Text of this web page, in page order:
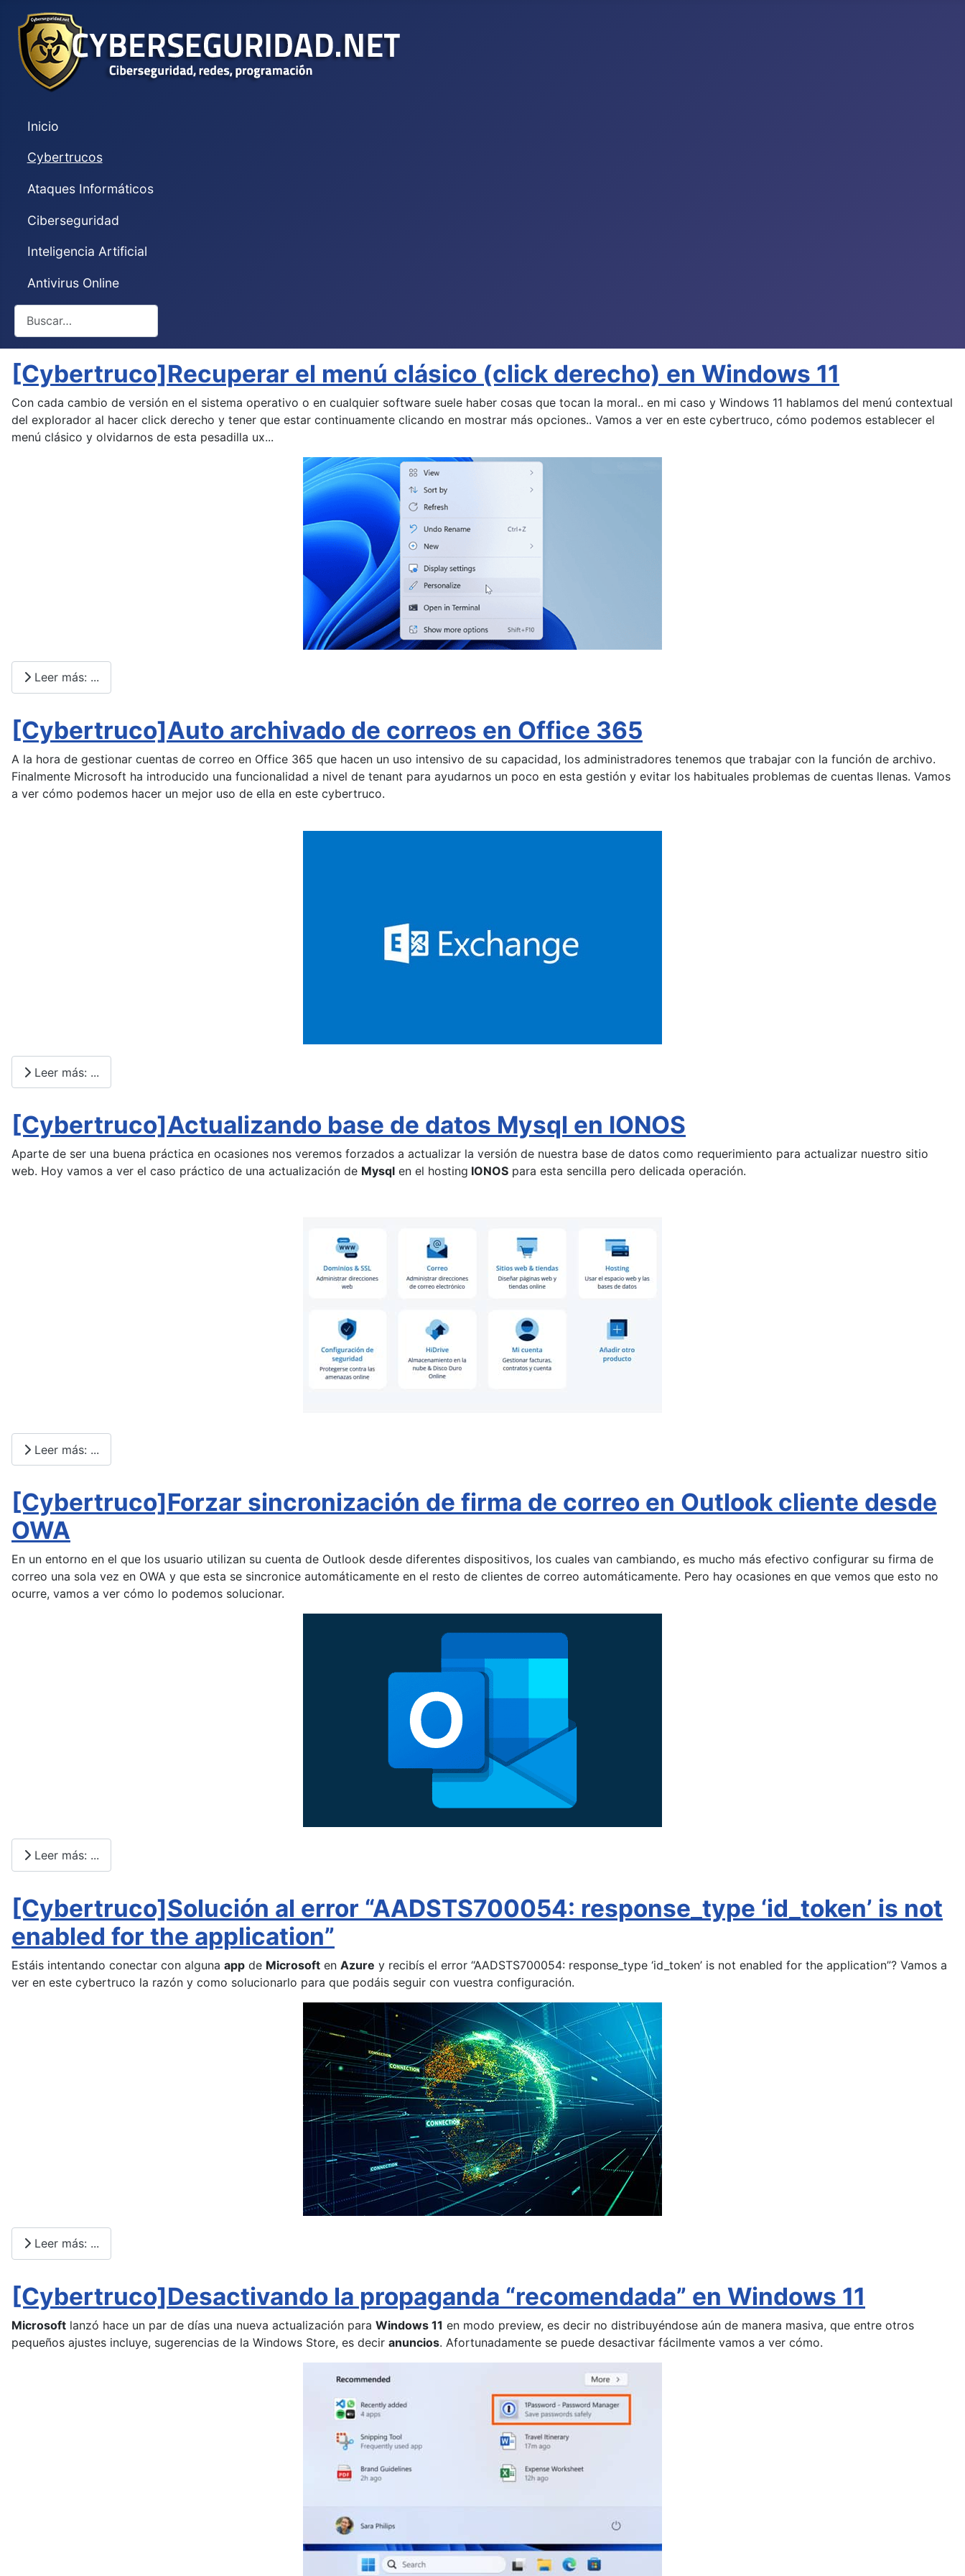
Inicio
Cybertrucos
Ataques Informáticos
Ciberseguridad
Inteligencia Artificial
Antivirus Online
Buscar
[Cybertruco]Recuperar el menú clásico (click derecho) en Windows 11
Con cada cambio de versión en el sistema operativo o en cualquier software suele haber cosas que tocan la moral.. en mi caso y Windows 11 hablamos del menú contextual
del explorador al hacer click derecho y tener que estar continuamente clicando en mostrar más opciones.. Vamos a ver en este cybertruco, cómo podemos establecer el
menú clásico y olvidarnos de esta pesadilla ux...
Leer más: ...
[Cybertruco]Auto archivado de correos en Office 365
A la hora de gestionar cuentas de correo en Office 365 que hacen un uso intensivo de su capacidad, los administradores tenemos que trabajar con la función de archivo.
Finalmente Microsoft ha introducido una funcionalidad a nivel de tenant para ayudarnos un poco en esta gestión y evitar los habituales problemas de cuentas llenas. Vamos
a ver cómo podemos hacer un mejor uso de ella en este cybertruco.
Leer más: ...
[Cybertruco]Actualizando base de datos Mysql en IONOS
Aparte de ser una buena práctica en ocasiones nos veremos forzados a actualizar la versión de nuestra base de datos como requerimiento para actualizar nuestro sitio
web. Hoy vamos a ver el caso práctico de una actualización de Mysql en el hosting IONOS para esta sencilla pero delicada operación.
Leer más: ...
[Cybertruco]Forzar sincronización de firma de correo en Outlook cliente desde
OWA
En un entorno en el que los usuario utilizan su cuenta de Outlook desde diferentes dispositivos, los cuales van cambiando, es mucho más efectivo configurar su firma de
correo una sola vez en OWA y que esta se sincronice automáticamente en el resto de clientes de correo automáticamente. Pero hay ocasiones en que vemos que esto no
ocurre, vamos a ver cómo lo podemos solucionar.
Leer más: ...
[Cybertruco]Solución al error “AADSTS700054: response_type ‘id_token’ is not
enabled for the application”
Estáis intentando conectar con alguna app de Microsoft en Azure y recibís el error “AADSTS700054: response_type ‘id_token’ is not enabled for the application”? Vamos a
ver en este cybertruco la razón y como solucionarlo para que podáis seguir con vuestra configuración.
Leer más: ...
[Cybertruco]Desactivando la propaganda “recomendada” en Windows 11
Microsoft lanzó hace un par de días una nueva actualización para Windows 11 en modo preview, es decir no distribuyéndose aún de manera masiva, que entre otros
pequeños ajustes incluye, sugerencias de la Windows Store, es decir anuncios. Afortunadamente se puede desactivar fácilmente vamos a ver cómo.